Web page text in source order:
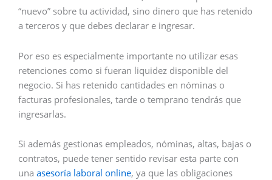
“nuevo” sobre tu actividad, sino dinero que has retenido
a terceros y que debes declarar e ingresar.
Por eso es especialmente importante no utilizar esas
retenciones como si fueran liquidez disponible del
negocio. Si has retenido cantidades en nóminas o
facturas profesionales, tarde o temprano tendrás que
ingresarlas.
Si además gestionas empleados, nóminas, altas, bajas o
contratos, puede tener sentido revisar esta parte con
una asesoría laboral online, ya que las obligaciones